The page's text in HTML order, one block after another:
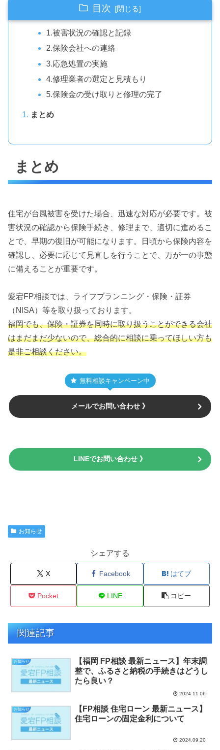
目次
1.被害状況の確認と記録
2.保険会社への連絡
3.応急処置の実施
4.修理業者の選定と見積もり
5.保険金の受け取りと修理の完了
まとめ
まとめ
住宅が台風被害を受けた場合、迅速な対応が必要です。被
害状況の確認から保険手続き、修理まで、適切に進めるこ
とで、早期の復旧が可能になります。日頃から保険内容を
確認し、必要に応じて見直しを行うことで、万が一の事態
に備えることが重要です。
愛宕FP相談では、ライフプランニング・保険・証券
（NISA）等を取り扱っております。
福岡でも、保険・証券を同時に取り扱うことができる会社
はまだまだ少ないので、総合的に相談に乗ってほしい方も
是非ご相談ください。
無料相談キャンペーン中
メールでお問い合わせ 》
LINEでお問い合わせ 》
お知らせ
シェアする
X Facebook はてブ
Pocket LINE コピー
関連記事
お知らせ
【福岡 FP相談 最新ニュース】年末調
整で、ふるさと納税の手続きはどうし
たら良い？
2024.11.06
お知らせ
【FP相談 住宅ローン 最新ニュース】
住宅ローンの固定金利について
2024.09.20